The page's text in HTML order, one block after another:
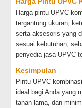
Harga pintu UPVC
tergantung ukuran,
serta aksesoris yang
sesuai kebutuhan,
penyedia jasa UPVC
Kesimpulan
Pintu UPVC
ideal bagi Anda yang
tahan lama, dan